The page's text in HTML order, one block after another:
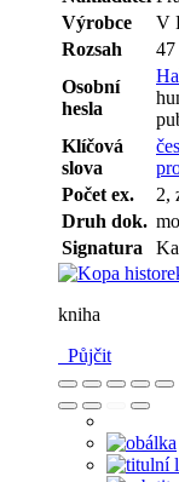
Výrobce
V
Rozsah
47
Osobní
hesla
Klíčová
slova
Počet ex.
2,
Druh dok.
Signatura
kniha
Půjčit